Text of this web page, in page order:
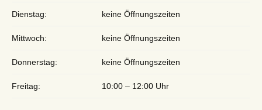
Dienstag: keine Öffnungszeiten
Mittwoch: keine Öffnungszeiten
Donnerstag: keine Öffnungszeiten
Freitag: 10:00 – 12:00 Uhr